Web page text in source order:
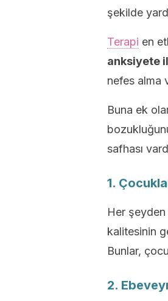
şekilde
Terapi en
anksiyete
nefes alma
Buna ek
safhası
1.
Her
kalitesinin
Bunlar,
2.